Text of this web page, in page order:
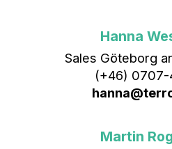
Hanna
Sales Göteborg
(+46) 0707-
Martin